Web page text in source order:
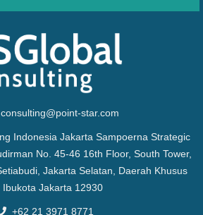
star.com
Indonesia Jakarta Sampoerna Strategic
No. 45-46 16th Floor, South Tower,
Jakarta Selatan, Daerah Khusus
Ibukota Jakarta 12930
+62 21 3971 8771